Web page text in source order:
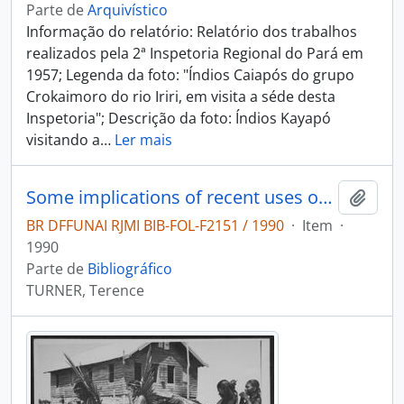
Parte deArquivístico
Informação do relatório: Relatório dos trabalhos
realizados pela 2ª Inspetoria Regional do Pará em
1957; Legenda da foto: "Índios Caiapós do grupo
Crokaimoro do rio Iriri, em visita a séde desta
Inspetoria"; Descrição da foto: Índios Kayapó
visitando a… Ler mais
Some implications of recent uses of film and video among Kayapo of Brazil
BR DFFUNAI RJMI BIB-FOL-F2151 / 1990 · Item ·
1990
Parte de Bibliográfico
TURNER, Terence